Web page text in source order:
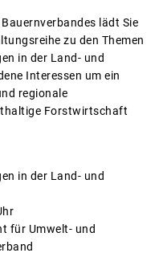
lädt Sie
zu den Themen
in der Land- und
Interessen um ein
regionale
Forstwirtschaft
in der Land- und
für Umwelt- und